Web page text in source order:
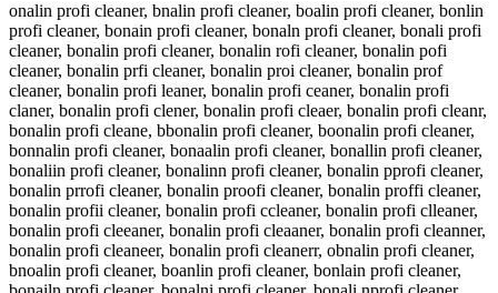
onalin profi cleaner, bnalin profi cleaner, boalin profi cleaner, bonlin
profi cleaner, bonain profi cleaner, bonaln profi cleaner, bonali profi
cleaner, bonalin profi cleaner, bonalin rofi cleaner, bonalin pofi
cleaner, bonalin prfi cleaner, bonalin proi cleaner, bonalin prof
cleaner, bonalin profi leaner, bonalin profi ceaner, bonalin profi
claner, bonalin profi clener, bonalin profi cleaer, bonalin profi cleanr,
bonalin profi cleane, bbonalin profi cleaner, boonalin profi cleaner,
bonnalin profi cleaner, bonaalin profi cleaner, bonallin profi cleaner,
bonaliin profi cleaner, bonalinn profi cleaner, bonalin pprofi cleaner,
bonalin prrofi cleaner, bonalin proofi cleaner, bonalin proffi cleaner,
bonalin profii cleaner, bonalin profi ccleaner, bonalin profi clleaner,
bonalin profi cleeaner, bonalin profi cleaaner, bonalin profi cleanner,
bonalin profi cleaneer, bonalin profi cleanerr, obnalin profi cleaner,
bnoalin profi cleaner, boanlin profi cleaner, bonlain profi cleaner,